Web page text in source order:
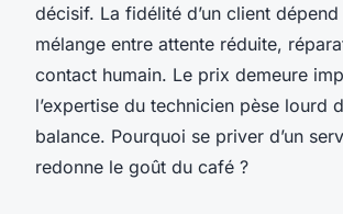
décisif. La fidélité d’un client dépend
mélange entre attente réduite,
contact humain. Le prix demeure
l’expertise du technicien pèse lourd
balance. Pourquoi se priver d’un
redonne le goût du café ?